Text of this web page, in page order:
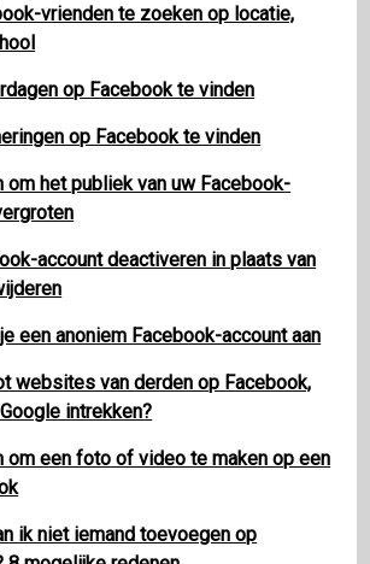
vrienden te zoeken op locatie,
op Facebook te vinden
op Facebook te vinden
om het publiek van uw Facebook-
account deactiveren in plaats van
een anoniem Facebook-account aan
websites van derden op Facebook,
intrekken?
om een ​​foto of video te maken op een
ik niet iemand toevoegen op